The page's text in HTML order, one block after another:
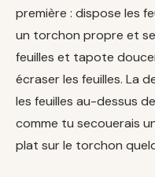
première : dispose les
un torchon propre et
feuilles et tapote
écraser les feuilles. La
les feuilles au-dessus
comme tu secouerais
plat sur le torchon